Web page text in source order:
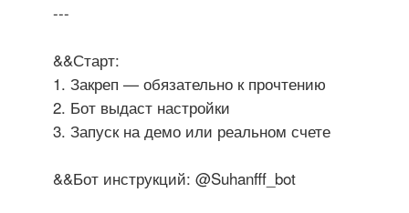
---
&&Старт:
1. Закреп — обязательно к прочтению
2. Бот выдаст настройки
3. Запуск на демо или реальном счете
&&Бот инструкций: @Suhanfff_bot